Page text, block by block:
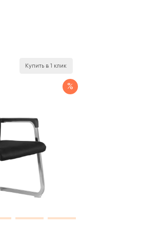
Купить в 1 клик
%